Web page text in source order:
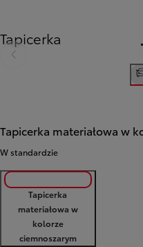
Tapicerka
Poprzedni
Tapicerka materiałowa w
W standardzie
Tapicerka
materiałowa w
kolorze
ciemnoszarym